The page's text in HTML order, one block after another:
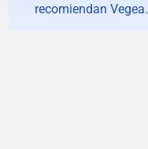
recomiendan Vegea.